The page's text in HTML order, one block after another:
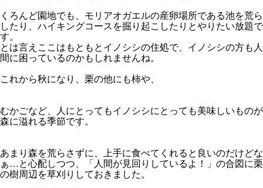
くろんど園地でも、モリアオガエルの産卵場所である池を荒ら
したり、ハイキングコースを掘り起こしたりとやりたい放題で
す。
とは言えここはもともとイノシシの住処で、イノシシの方も人
間に困っているのかもしれませんね。
これから秋になり、栗の他にも柿や、
むかごなど、人にとってもイノシシにとっても美味しいものが
森に溢れる季節です。
あまり森を荒らさずに、上手に食べてくれると良いのだけどな
ぁ…と心配しつつ、「人間が見回りしているよ！」の合図に栗
の樹周辺を草刈りしておきました。